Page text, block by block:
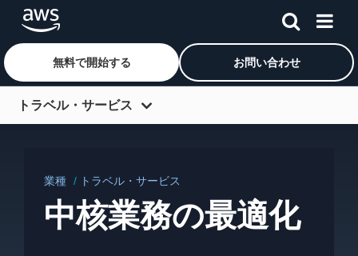
メインコンテンツに移動
無料で開始する お問い合わせ
トラベル・サービス
セグメント
生成系 AI
業種 トラベル・サービス
中核業務の最適化